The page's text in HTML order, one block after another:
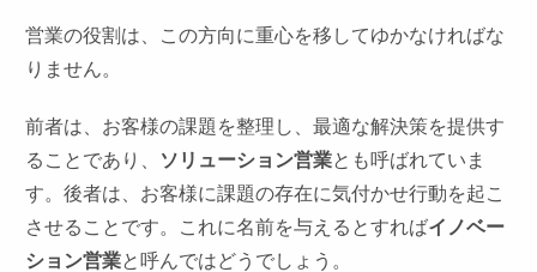
営業の役割は、この方向に重心を移してゆかなければな
りません。
前者は、お客様の課題を整理し、最適な解決策を提供す
ることであり、
ソリューション営業とも呼ばれていま
す。後者は、お客様に課題の存在に気付かせ行動を起こ
させることです。これに名前を与えるとすればイノベー
ション営業と呼んではどうでしょう。